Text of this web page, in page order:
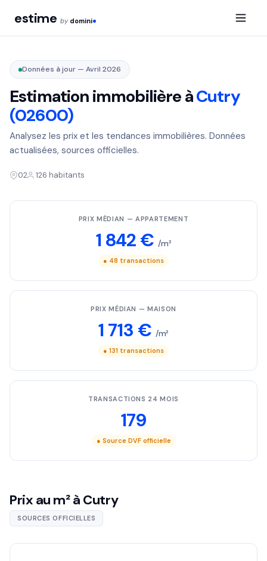
estime by domini
Données à jour — Avril 2026
Estimation immobilière àCutry
(02600)
Analysez les prix et les tendances immobilières. Données
actualisées, sources officielles.
02 126 habitants
PRIX MÉDIAN — APPARTEMENT
1 842 € /m²
● 48 transactions
PRIX MÉDIAN — MAISON
1 713 € /m²
● 131 transactions
TRANSACTIONS 24 MOIS
179
● Source DVF officielle
Prix au m² à Cutry
SOURCES OFFICIELLES